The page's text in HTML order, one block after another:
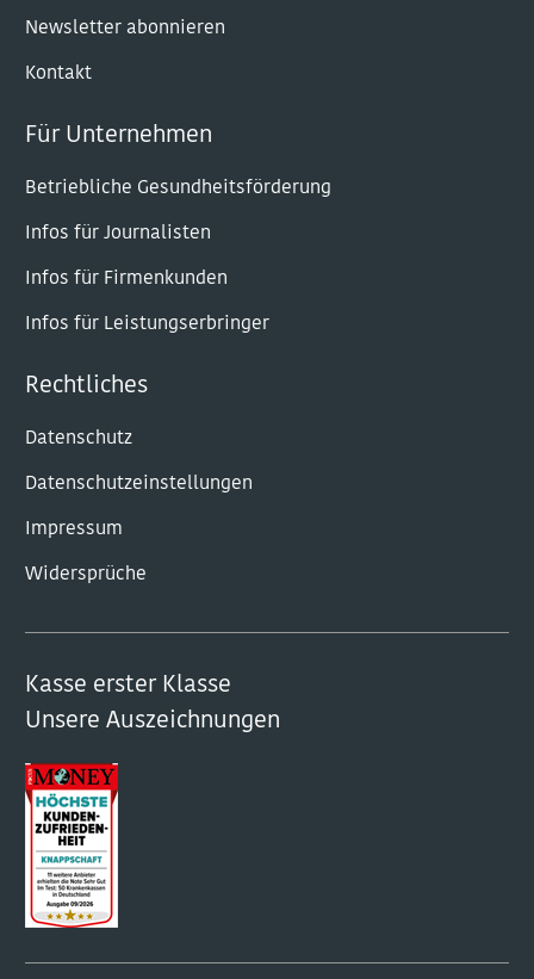
Newsletter abonnieren
Kontakt
Für Unternehmen
Betriebliche Gesundheitsförderung
Infos für Journalisten
Infos für Firmenkunden
Infos für Leistungserbringer
Rechtliches
Datenschutz
Datenschutzeinstellungen
Impressum
Widersprüche
Kasse erster Klasse
Unsere Auszeichnungen